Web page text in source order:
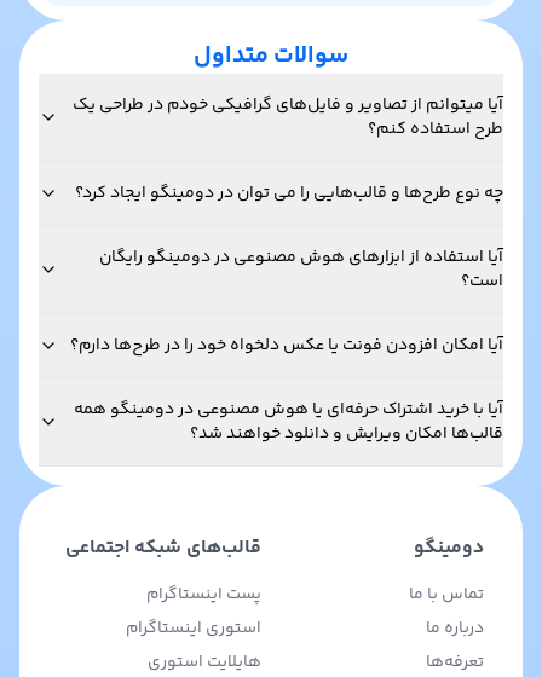
سوالات متداول
آیا میتوانم از تصاویر و فایل‌های گرافیکی خودم در طراحی یک
طرح استفاده کنم؟
چه نوع طرح‌ها و قالب‌هایی را می توان در دومینگو ایجاد کرد؟
آیا استفاده از ابزارهای هوش مصنوعی در دومینگو رایگان
است؟
آیا امکان افزودن فونت یا عکس دلخواه خود را در طرح‌ها دارم؟
آیا با خرید اشتراک حرفه‌ای یا هوش مصنوعی در دومینگو همه
قالب‌ها امکان ویرایش و دانلود خواهند شد؟
دومینگو
تماس با ما
درباره ما
تعرفه‌ها
قالب‌های شبکه اجتماعی
پست اینستاگرام
استوری اینستاگرام
هایلایت استوری